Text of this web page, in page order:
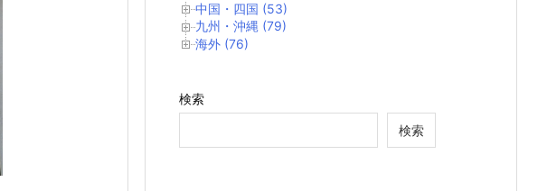
中国・四国 (53)
九州・沖縄 (79)
海外 (76)
検索
検索